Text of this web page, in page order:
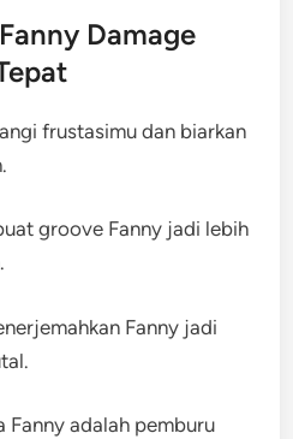
Damage
frustasimu dan biarkan
groove Fanny jadi lebih
Fanny jadi
Fanny adalah pemburu